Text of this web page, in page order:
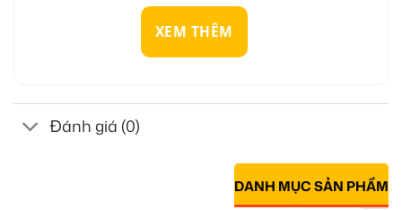
XEM THÊM
Đánh giá (0)
DANH MỤC SẢN PHẨM